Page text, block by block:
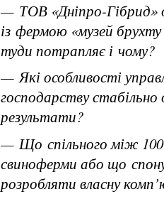
— ТОВ «Дніпро-Гібрид»
із фермою «музей
туди потрапляє і чому?
— Які особливості
господарству
результати?
— Що спільного між
свиноферми або що
розробляти власну